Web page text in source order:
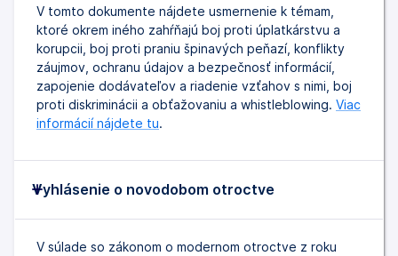
V tomto dokumente nájdete usmernenie k témam,
ktoré okrem iného zahŕňajú boj proti úplatkárstvu a
korupcii, boj proti praniu špinavých peňazí, konflikty
záujmov, ochranu údajov a bezpečnosť informácií,
zapojenie dodávateľov a riadenie vzťahov s nimi, boj
proti diskriminácii a obťažovaniu a whistleblowing. Viac
informácií nájdete tu.
Vyhlásenie o novodobom otroctve
V súlade so zákonom o modernom otroctve z roku